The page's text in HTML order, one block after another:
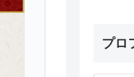
プロ